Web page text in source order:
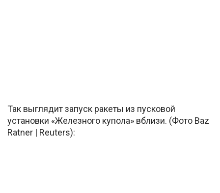
Так выглядит запуск ракеты из пусковой
установки «Железного купола» вблизи. (Фото Baz
Ratner | Reuters):